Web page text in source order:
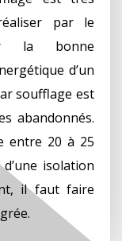
par le
la bonne
d’un
soufflage est
abandonnés.
entre 20 à 25
isolation
il faut faire